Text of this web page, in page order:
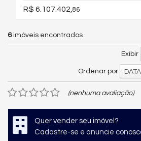
R$ 6.107.402, 86
6imóveis encontrados
Exibir
Ordenar por
(nenhuma avaliação)
Quer vender seu imóvel?
Cadastre-se e anuncie